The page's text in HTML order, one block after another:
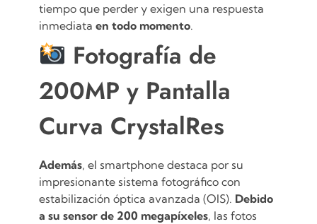
tiempo que perder y exigen una respuesta
inmediata en todo momento.
Fotografía de
200MP y Pantalla
Curva CrystalRes
Además, el smartphone destaca por su
impresionante sistema fotográfico con
estabilización óptica avanzada (OIS). Debido
a su sensor de 200 megapíxeles, las fotos